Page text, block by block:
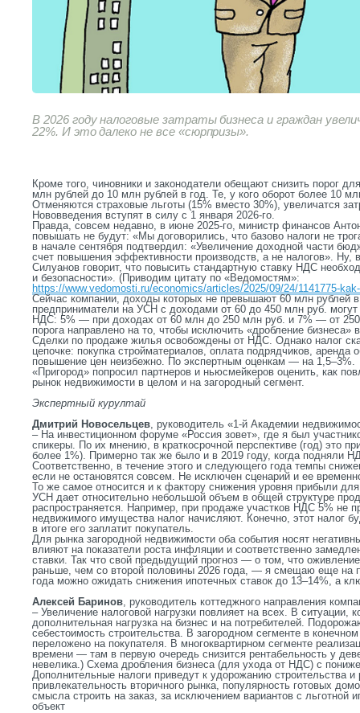
В 2026 году налоговые затраты бизнеса и граждан
22%. И это далеко не все «сюрпризы».
Кроме того, чиновники и законодатели обещают снизить порог
млн рублей до 10 млн рублей в год. Те, у кого оборот более 10
Отменяются страховые льготы (15% вместо 30%), увеличатся
Нововведения вступят в силу с 1 января 2026-го.
Правда, совсем недавно, в июне 2025-го, министр финансов
повышать не будут: «Мы договорились, что базово налоги не
в начале сентября подтвердил: «Увеличение доходной части
счет повышения эффективности производств, а не налогов». Ну,
Силуанов говорит, что повысить стандартную ставку НДС
и безопасности». (Приводим цитату по «Ведомостям»:
https://www.vedomosti.ru/economics/articles/2025/09/24/1141775-
Сейчас компании, доходы которых не превышают 60 млн рублей
предприниматели на УСН с доходами от 60 до 450 млн руб.
НДС: 5% — при доходах от 60 млн до 250 млн руб. и 7% — от
порога направлено на то, чтобы исключить «дробление бизнеса»
Сделки по продаже жилья освобождены от НДС. Однако налог
цепочке: покупка стройматериалов, оплата подрядчиков, аренда
повышение цен неизбежно. По экспертным оценкам — на 1,5–3%.
«Пригород» попросил партнеров и ньюсмейкеров оценить, как
рынок недвижимости в целом и на загородный сегмент.
Экспертный курултай
Дмитрий Новосельцев, руководитель «1-й Академии
– На инвестиционном форуме «Россия зовет», где я был
спикеры. По их мнению, в краткосрочной перспективе (год) это
более 1%). Примерно так же было и в 2019 году, когда подняли
Соответственно, в течение этого и следующего года темпы
если не остановятся совсем. Не исключен сценарий и ее
То же самое относится и к фактору снижения уровня прибыли
УСН дает относительно небольшой объем в общей структуре
распространяется. Например, при продаже участков НДС 5% не
недвижимого имущества налог начисляют. Конечно, этот налог
в итоге его заплатит покупатель.
Для рынка загородной недвижимости оба события носят
влияют на показатели роста инфляции и соответственно
ставки. Так что свой предыдущий прогноз — о том, что
раньше, чем со второй половины 2026 года, — я смещаю еще на
года можно ожидать снижения ипотечных ставок до 13–14%, а
Алексей Баринов, руководитель коттеджного направления
– Увеличение налоговой нагрузки повлияет на всех. В ситуации,
дополнительная нагрузка на бизнес и на потребителей.
себестоимость строительства. В загородном сегменте в
переложено на покупателя. В многоквартирном сегменте
времени — там в первую очередь снизится рентабельность у
невелика.) Схема дробления бизнеса (для ухода от НДС) с
Дополнительные налоги приведут к удорожанию строительства
привлекательность вторичного рынка, популярность готовых
смысла строить на заказ, за исключением вариантов с льготной
объект